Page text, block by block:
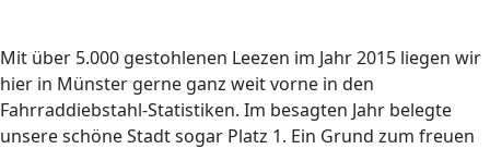
Mit über 5.000 gestohlenen Leezen im Jahr 2015 liegen wir
hier in Münster gerne ganz weit vorne in den
Fahrraddiebstahl-Statistiken. Im besagten Jahr belegte
unsere schöne Stadt sogar Platz 1. Ein Grund zum freuen